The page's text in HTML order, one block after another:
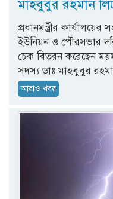
মাহবুবুর রহমান
প্রধানমন্ত্রীর
ইউনিয়ন ও পৌরসভার
চেক বিতরন করেছেন
সদস্য ডাঃ মাহবুবুর
আরাও খবর